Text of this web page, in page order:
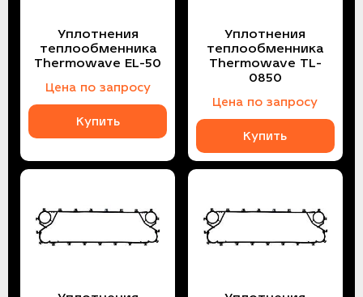
Уплотнения
теплообменника
Thermowave EL-50
Цена по запросу
Купить
Уплотнения
теплообменника
Thermowave TL-
0850
Цена по запросу
Купить